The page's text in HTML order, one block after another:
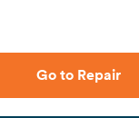
Go to Repair